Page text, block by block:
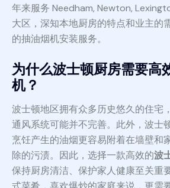
年来服务 Needham, Newton,
大区，深知本地厨房的特点和业主的
的抽油烟机安装服务。
为什么波士顿厨房需要高
机？
波士顿地区拥有众多历史悠久的住宅
通风系统可能并不完善。此外，波士
烹饪产生的油烟更容易附着在墙壁和
除的污渍。因此，选择一款高效的波
保持厨房清洁、保护家人健康至关重